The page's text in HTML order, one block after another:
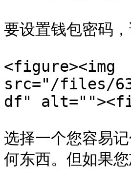
要设置钱包密码
<figure><img
src="/files/
df"
选择一个您容易
何东西。但如果